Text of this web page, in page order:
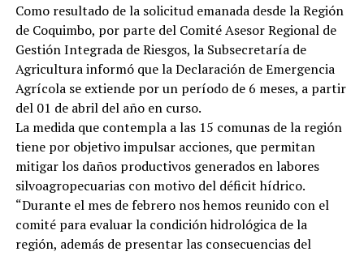
Como resultado de la solicitud emanada desde la Región
de Coquimbo, por parte del Comité Asesor Regional de
Gestión Integrada de Riesgos, la Subsecretaría de
Agricultura informó que la Declaración de Emergencia
Agrícola se extiende por un período de 6 meses, a partir
del 01 de abril del año en curso.
La medida que contempla a las 15 comunas de la región
tiene por objetivo impulsar acciones, que permitan
mitigar los daños productivos generados en labores
silvoagropecuarias con motivo del déficit hídrico.
“Durante el mes de febrero nos hemos reunido con el
comité para evaluar la condición hidrológica de la
región, además de presentar las consecuencias del